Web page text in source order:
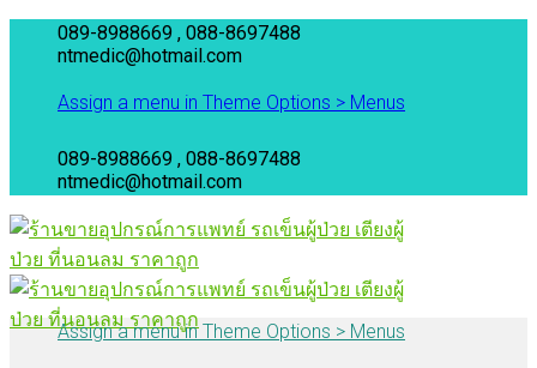
089-8988669 , 088-8697488
ntmedic@hotmail.com
Assign a menu in Theme Options > Menus
089-8988669 , 088-8697488
ntmedic@hotmail.com
Assign a menu in Theme Options > Menus